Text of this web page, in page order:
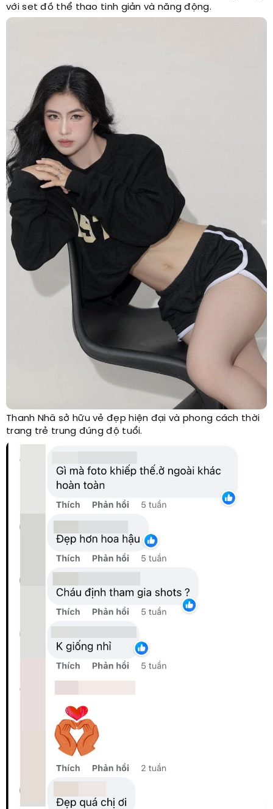
với set đồ thể thao tinh giản và năng động.
Thanh Nhã sở hữu vẻ đẹp hiện đại và phong cách thời
trang trẻ trung đúng độ tuổi.